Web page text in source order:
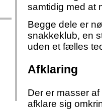
samtidig med at
Begge dele er
snakkeklub, en
uden et fælles
Afklaring
Der er masser
afklare sig